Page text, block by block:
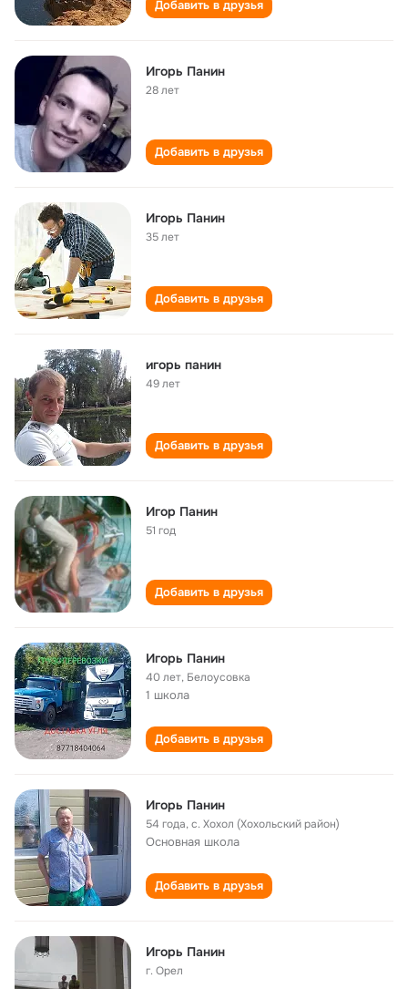
Добавить в друзья
Игорь Панин
28 лет
Добавить в друзья
Игорь Панин
35 лет
Добавить в друзья
игорь панин
49 лет
Добавить в друзья
Игор Панин
51 год
Добавить в друзья
Игорь Панин
40 лет, Белоусовка
1 школа
Добавить в друзья
Игорь Панин
54 года,с. Хохол (Хохольский район)
Основная школа
Добавить в друзья
Игорь Панин
г. Орел